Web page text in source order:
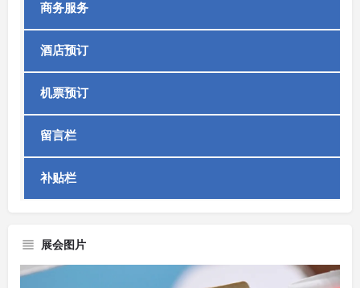
商务服务
酒店预订
机票预订
留言栏
补贴栏
展会图片